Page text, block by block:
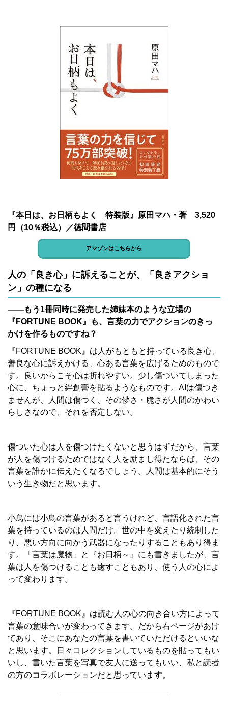
『本日は、お日柄もよく 特装版』原田マハ・著 3,520
円（10％税込）／徳間書店
アマゾンはこちらから
人の「良き心」に訴えることが、「良きアクショ
ン」の種になる
――もう1冊同時に発売した姉妹本のような立場の
『 FORTUNE BOOK』も、言葉の力でアクションのきっ
かけを作るものですね？
『FORTUNE BOOK』は 人がもともと持っている良き心、
善良な心に訴えかける、心ある言葉を広げるためのもので
す。良いからこそ心は折れやすい。少し傷ついてしまった
心に、ちょっと絆創膏を貼るようなものです。AIは傷つき
ませんが、人間は傷つく、その儚さ・脆さが人間のかわい
らしさなので、それを否定しない。
傷ついた心は人を傷つけたくないと思うはずだから、言葉
が人を傷つけるためではなく人を励まし得たならば、その
言葉を誰かに伝えたくなるでしょう。人間は基本的にそう
いう生き物だと思います。
小鳥には小鳥の言葉があると言うけれど、言語化された言
葉を持っているのは人間だけ。世の中を変えたり統制した
り、悪い方向に向かう武器になったりすることもあり得ま
す。「言葉は魔物」と『お日柄～』にも書きましたが、言
葉は人を傷つけることも癒すこともあり、使う人の心によ
って変わります。
『FORTUNE BOOK』は読む人の心の向き合い方によって
言葉の意味合いが変わってきます。だから右ページがあけ
てあり、そこにあなたの言葉を書いていただけるといいな
と思います。日々コレクションしているものを貼ってもい
いし、書いた言葉を写真で友人に送ってもいい、私と読者
の方のコラボレーションだと思っています。